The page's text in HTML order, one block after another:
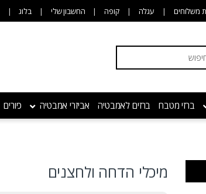
משלוחים עגלה קופה החשבון שלי בלוג
Search
ברזי מטבח ברזים לאמבטיה אביזרי אמבטיה כיורים
מיכלי הדחה ולחצנים